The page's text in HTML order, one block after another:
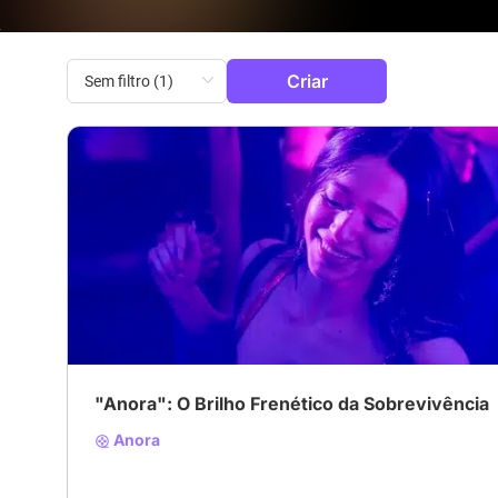
Criar
# Oscars2025 # CINEMATOGRAFIAQUEER
"Anora": O Brilho Frenético da Sobrevivência
Anora